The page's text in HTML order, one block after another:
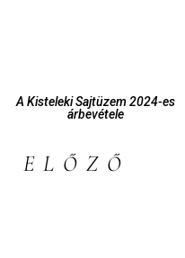
A Kisteleki Sajtüzem 2024-es
árbevétele
ELŐZŐ